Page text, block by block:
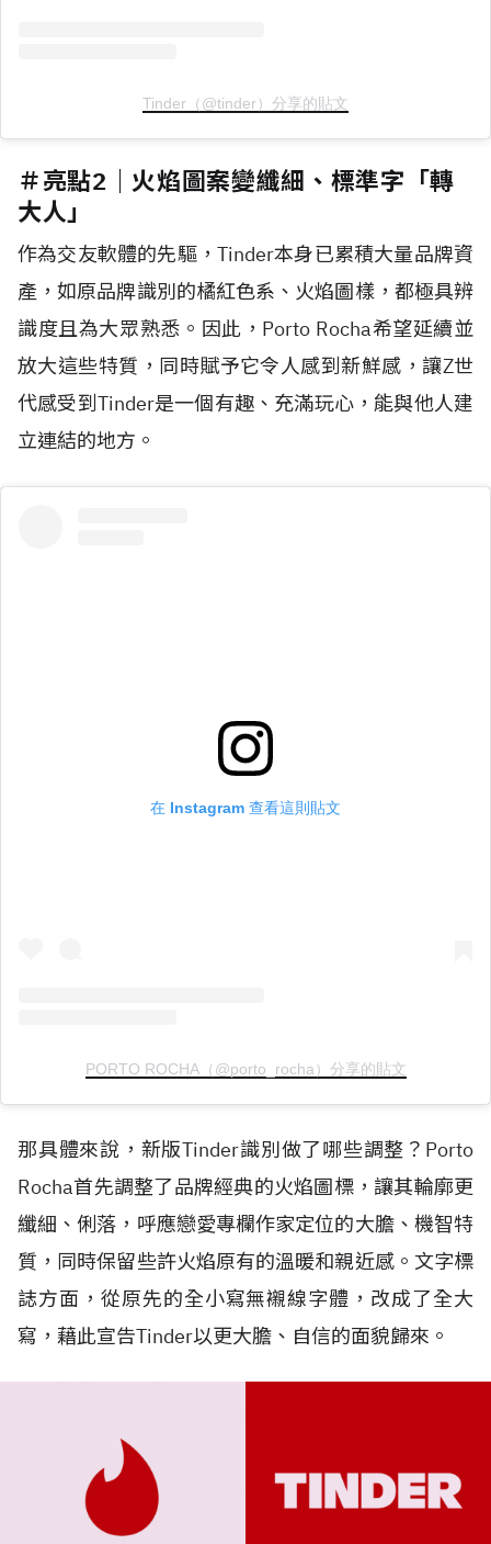
Tinder（@tinder）分享的貼文
＃亮點2｜火焰圖案變纖細、標準字「轉
大人」
作為交友軟體的先驅，Tinder本身已累積大量品牌資
產，如原品牌識別的橘紅色系、火焰圖樣，都極具辨
識度且為大眾熟悉。因此，Porto Rocha希望延續並
放大這些特質，同時賦予它令人感到新鮮感，讓Z世
代感受到Tinder是一個有趣、充滿玩心，能與他人建
立連結的地方。
在 Instagram 查看這則貼文
PORTO ROCHA（@porto_rocha）分享的貼文
那具體來說，新版Tinder識別做了哪些調整？Porto
Rocha首先調整了品牌經典的火焰圖標，讓其輪廓更
纖細、俐落，呼應戀愛專欄作家定位的大膽、機智特
質，同時保留些許火焰原有的溫暖和親近感。文字標
誌方面，從原先的全小寫無襯線字體，改成了全大
寫，藉此宣告Tinder以更大膽、自信的面貌歸來。